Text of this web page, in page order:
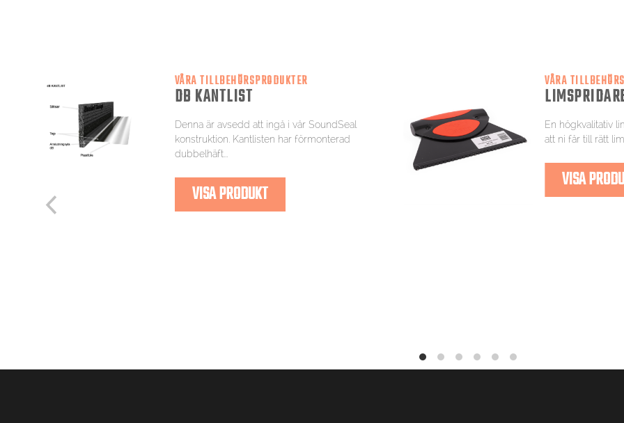
VÅRA TILLBEHÖRSPRODUKTER
DB KANTLIST
Denna är avsedd att ingå i vår SoundSeal
konstruktion. Kantlisten har förmonterad
dubbelhäft...
VISA PRODUKT
VÅRA
En högkvalitativ
att ni får till rätt
VISA